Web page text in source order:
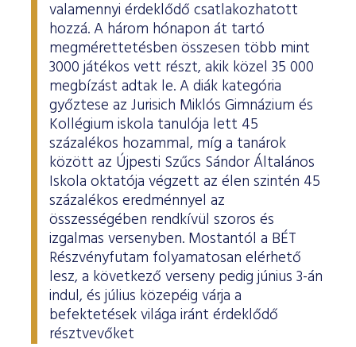
valamennyi érdeklődő csatlakozhatott
hozzá. A három hónapon át tartó
megmérettetésben összesen több mint
3000 játékos vett részt, akik közel 35 000
megbízást adtak le. A diák kategória
győztese az Jurisich Miklós Gimnázium és
Kollégium iskola tanulója lett 45
százalékos hozammal, míg a tanárok
között az Újpesti Szűcs Sándor Általános
Iskola oktatója végzett az élen szintén 45
százalékos eredménnyel az
összességében rendkívül szoros és
izgalmas versenyben. Mostantól a BÉT
Részvényfutam folyamatosan elérhető
lesz, a következő verseny pedig június 3-án
indul, és július közepéig várja a
befektetések világa iránt érdeklődő
résztvevőket